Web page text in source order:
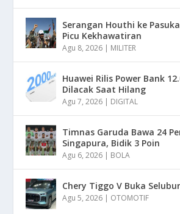
Serangan Houthi ke
Picu Kekhawatiran
Agu 8, 2026 | MILITER
Huawei Rilis Power Bank
Dilacak Saat Hilang
Agu 7, 2026 | DIGITAL
Timnas Garuda Bawa 24
Singapura, Bidik 3 Poin
Agu 6, 2026 | BOLA
Chery Tiggo V Buka
Agu 5, 2026 | OTOMOTIF